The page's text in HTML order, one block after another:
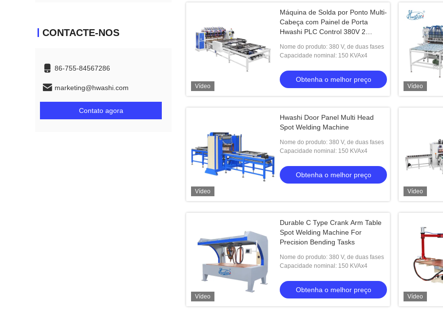
CONTACTE-NOS
86-755-84567286
marketing@hwashi.com
Contato agora
Vídeo
Máquina de Solda por Ponto Multi-
Cabeça com Painel de Porta
Hwashi PLC Control 380V 2
Soldagem de 3+3mm
Nome do produto: 380 V, de duas fases
Capacidade nominal: 150 KVAx4
Obtenha o melhor preço
Vídeo
Vídeo
Hwashi Door Panel Multi Head
Spot Welding Machine
Nome do produto: 380 V, de duas fases
Capacidade nominal: 150 KVAx4
Obtenha o melhor preço
Vídeo
Vídeo
Durable C Type Crank Arm Table
Spot Welding Machine For
Precision Bending Tasks​
Nome do produto: 380 V, de duas fases
Capacidade nominal: 150 KVAx4
Obtenha o melhor preço
Vídeo